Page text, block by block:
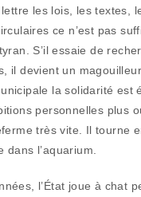
les lois, les textes,
ce n’est pas
S’il essaie de
il devient un
la solidarité est
personnelles plus
très vite. Il tourne
dans l’aquarium.
l’État joue à chat